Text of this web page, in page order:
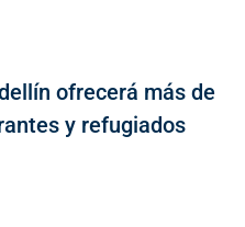
ofrecerá más de
y refugiados